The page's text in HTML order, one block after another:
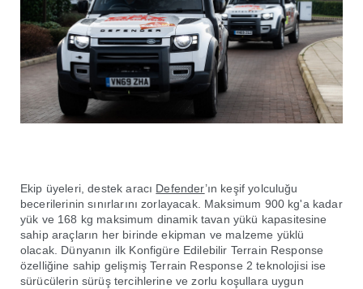
Ekip üyeleri, destek aracı Defender’ın keşif yolculuğu
becerilerinin sınırlarını zorlayacak. Maksimum 900 kg'a kadar
yük ve 168 kg maksimum dinamik tavan yükü kapasitesine
sahip araçların her birinde ekipman ve malzeme yüklü
olacak. Dünyanın ilk Konfigüre Edilebilir Terrain Response
özelliğine sahip gelişmiş Terrain Response 2 teknolojisi ise
sürücülerin sürüş tercihlerine ve zorlu koşullara uygun